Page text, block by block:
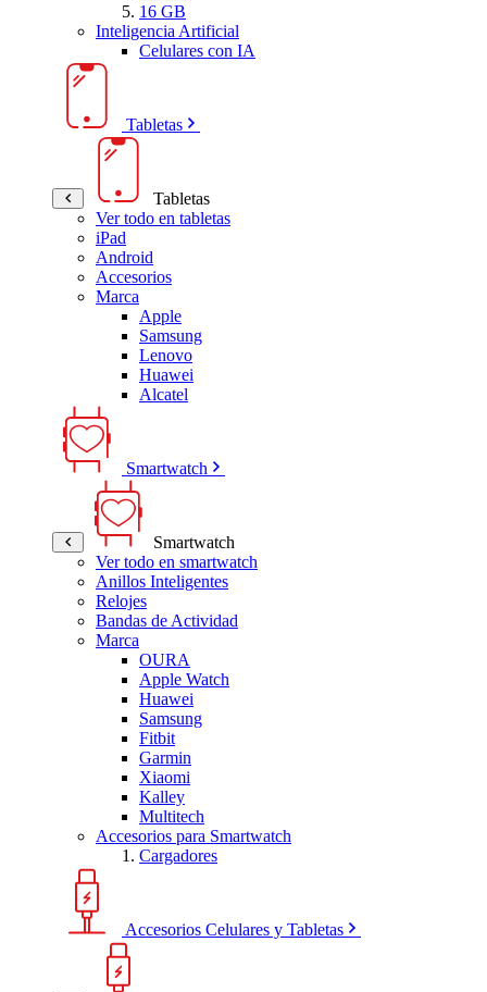
16 GB
Inteligencia Artificial
Celulares con IA
Tabletas
Tabletas
Ver todo en tabletas
iPad
Android
Accesorios
Marca
Apple
Samsung
Lenovo
Huawei
Alcatel
Smartwatch
Smartwatch
Ver todo en smartwatch
Anillos Inteligentes
Relojes
Bandas de Actividad
Marca
OURA
Apple Watch
Huawei
Samsung
Fitbit
Garmin
Xiaomi
Kalley
Multitech
Accesorios para Smartwatch
Cargadores
Accesorios Celulares y Tabletas